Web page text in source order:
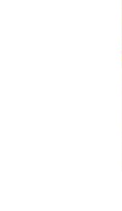
стал
Видно